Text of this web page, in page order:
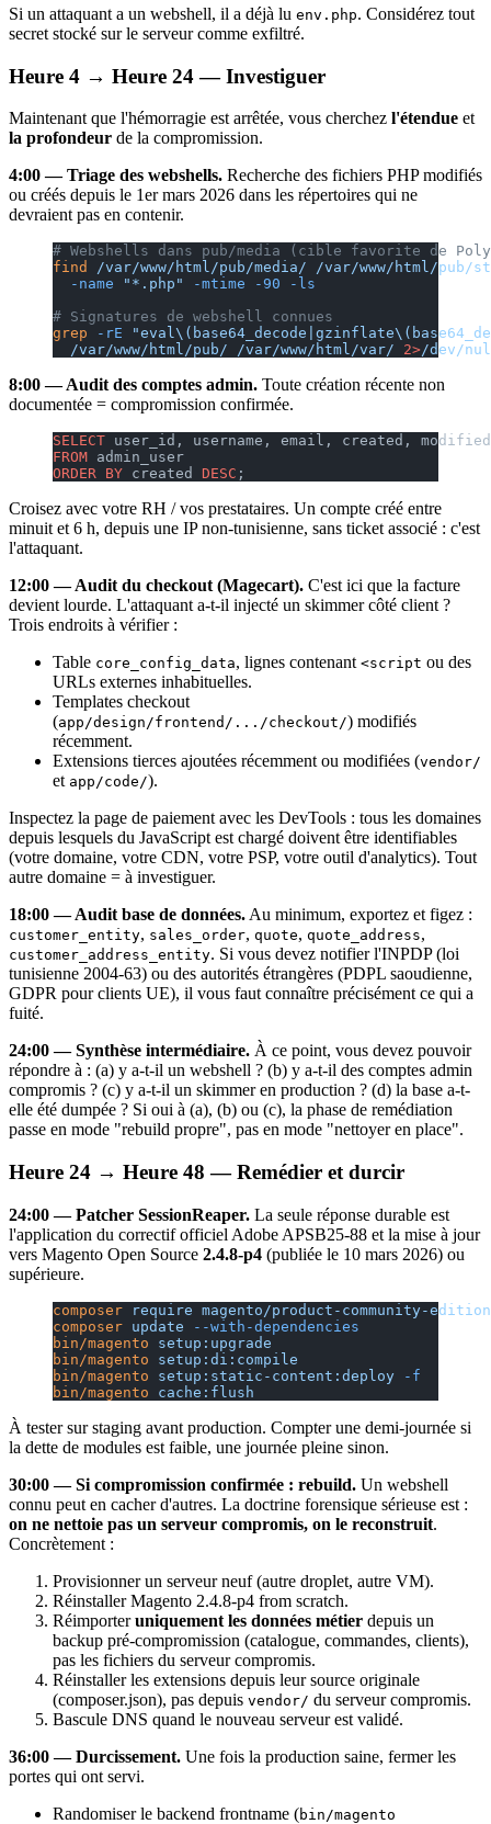
Si un attaquant a un webshell, il a déjà lu env.php. Considérez tout
secret stocké sur le serveur comme exfiltré.
Heure 4 → Heure 24 — Investiguer
Maintenant que l'hémorragie est arrêtée, vous cherchez l'étendue et
la profondeur de la compromission.
4:00 — Triage des webshells. Recherche des fichiers PHP modifiés
ou créés depuis le 1er mars 2026 dans les répertoires qui ne
devraient pas en contenir.
# Webshells dans pub/media (cible favorite de
find
/var/www/html/pub/media/ /var/www/html/pub/
  -name
"*.php" -mtime -90 -ls
# Signatures de webshell connues
grep -rE
  /var/www/html/pub/
/var/www/html/var/ 2>/dev/
8:00 — Audit des comptes admin. Toute création récente non
documentée = compromission confirmée.
SELECT user_id, username, email, created,
FROM admin_user
ORDER BY created DESC ;
Croisez avec votre RH / vos prestataires. Un compte créé entre
minuit et 6 h, depuis une IP non-tunisienne, sans ticket associé : c'est
l'attaquant.
12:00 — Audit du checkout (Magecart). C'est ici que la facture
devient lourde. L'attaquant a-t-il injecté un skimmer côté client ?
Trois endroits à vérifier :
Table core_config_data, lignes contenant <script ou des
URLs externes inhabituelles.
Templates checkout
(app/design/frontend/.../checkout/) modifiés
récemment.
Extensions tierces ajoutées récemment ou modifiées (vendor/
et app/code/).
Inspectez la page de paiement avec les DevTools : tous les domaines
depuis lesquels du JavaScript est chargé doivent être identifiables
(votre domaine, votre CDN, votre PSP, votre outil d'analytics). Tout
autre domaine = à investiguer.
18:00 — Audit base de données.Au minimum, exportez et figez :
customer_entity, sales_order, quote, quote_address,
customer_address_entity. Si vous devez notifier l'INPDP (loi
tunisienne 2004-63) ou des autorités étrangères (PDPL saoudienne,
GDPR pour clients UE), il vous faut connaître précisément ce qui a
fuité.
24:00 — Synthèse intermédiaire. À ce point, vous devez pouvoir
répondre à : (a) y a-t-il un webshell ? (b) y a-t-il des comptes admin
compromis ? (c) y a-t-il un skimmer en production ? (d) la base a-t-
elle été dumpée ? Si oui à (a), (b) ou (c), la phase de remédiation
passe en mode "rebuild propre", pas en mode "nettoyer en place".
Heure 24 → Heure 48 — Remédier et durcir
24:00 — Patcher SessionReaper. La seule réponse durable est
l'application du correctif officiel Adobe APSB25-88 et la mise à jour
vers Magento Open Source 2.4.8-p4 (publiée le 10 mars 2026) ou
supérieure.
composer require magento/product-community-
composer update --with-dependencies
bin/magento setup:upgrade
bin/magento setup:di:compile
bin/magento setup:static-content:deploy -f
bin/magento cache:flush
À tester sur staging avant production. Compter une demi-journée si
la dette de modules est faible, une journée pleine sinon.
30:00 — Si compromission confirmée : rebuild. Un webshell
connu peut en cacher d'autres. La doctrine forensique sérieuse est :
on ne nettoie pas un serveur compromis, on le reconstruit.
Concrètement :
Provisionner un serveur neuf (autre droplet, autre VM).
Réinstaller Magento 2.4.8-p4 from scratch.
Réimporteruniquement les données métier depuis un
backup pré-compromission (catalogue, commandes, clients),
pas les fichiers du serveur compromis.
Réinstaller les extensions depuis leur source originale
(composer.json), pas depuis vendor/ du serveur compromis.
Bascule DNS quand le nouveau serveur est validé.
36:00 — Durcissement. Une fois la production saine, fermer les
portes qui ont servi.
Randomiser le backend frontname (bin/magento